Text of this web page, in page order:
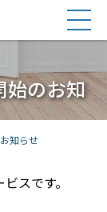
のお知
知らせ
スです。